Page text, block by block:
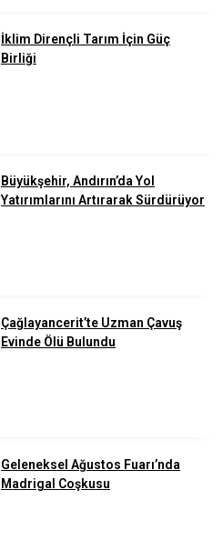
İklim Dirençli Tarım İçin Güç
Birliği
Büyükşehir, Andırın’da Yol
Yatırımlarını Artırarak Sürdürüyor
Çağlayancerit’te Uzman Çavuş
Evinde Ölü Bulundu
Geleneksel Ağustos Fuarı’nda
Madrigal Coşkusu